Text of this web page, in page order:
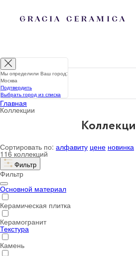
Главная
Коллекции
Сортировать по: алфавиту цене новинка
116 коллекций
Фильтр
Фильтр
Основной материал
Керамическая плитка
Керамогранит
Текстура
Камень
Мы определили Ваш город:
Москва
Подтвердить
Выбрать город из списка